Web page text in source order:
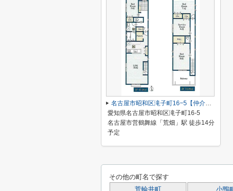
名古屋市昭和区滝子町16−5【仲介手数料無料】新築一戸建て 1号棟
愛知県名古屋市昭和区滝子町16-5
名古屋市営鶴舞線「荒畑」駅 徒歩14分
予定
その他の町名で探す
荒輪井町 小鴨町